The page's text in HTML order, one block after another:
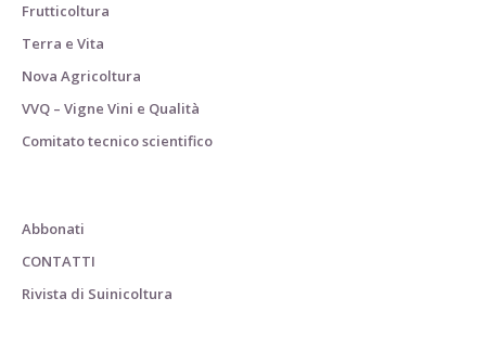
Frutticoltura
Terra e Vita
Nova Agricoltura
VVQ – Vigne Vini e Qualità
Comitato tecnico scientifico
Abbonati
CONTATTI
Rivista di Suinicoltura